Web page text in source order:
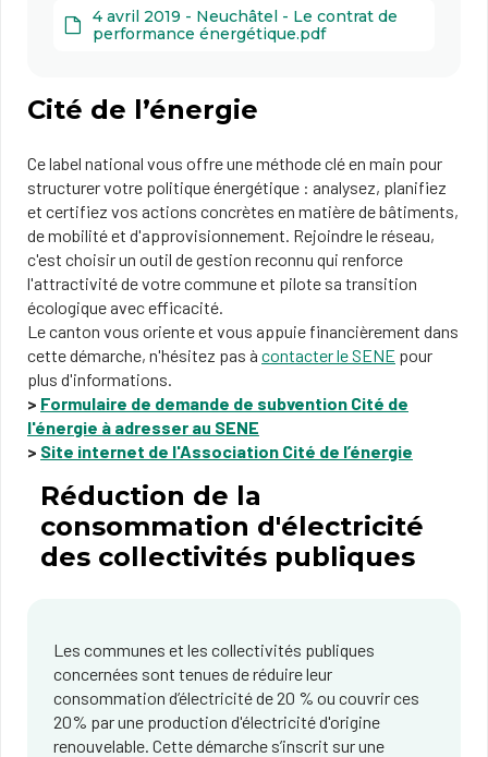
4 avril 2019 - Neuchâtel - Le contrat de
performance énergétique.pdf
Cité de l’énergie
Ce label national vous offre une méthode clé en main pour
structurer votre politique énergétique : analysez, planifiez
et certifiez vos actions concrètes en matière de bâtiments,
de mobilité et d'approvisionnement. Rejoindre le réseau,
c'est choisir un outil de gestion reconnu qui renforce
l'attractivité de votre commune et pilote sa transition
écologique avec efficacité.
Le canton vous oriente et vous appuie financièrement dans
cette démarche, n'hésitez pas à contacter le SENE pour
plus d'informations.
> Formulaire de demande de subvention Cité de
l'énergie à adresser au SENE
> Site internet de l'Association Cité de l’énergie
Réduction de la
consommation d'électricité
des collectivités publiques
Les communes et les collectivités publiques
concernées sont tenues de réduire leur
consommation d’électricité de 20 % ou couvrir ces
20% par une production d'électricité d'origine
renouvelable. Cette démarche s’inscrit sur une